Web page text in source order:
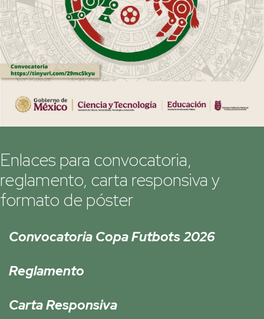
Enlaces para convocatoria,
reglamento, carta responsiva y
formato de póster
Convocatoria Copa Futbots 2026
Reglamento
Carta Responsiva